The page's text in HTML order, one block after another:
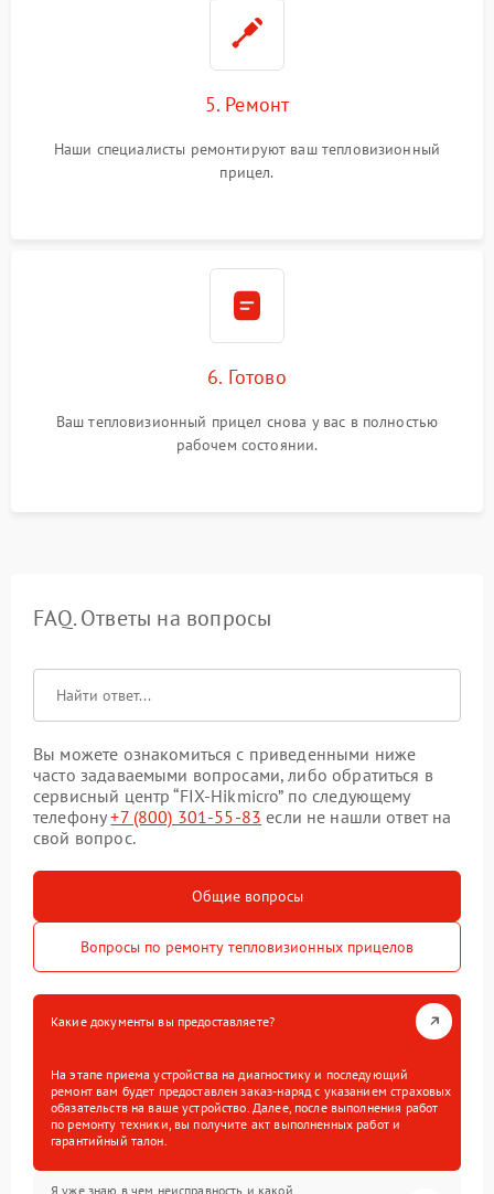
5. Ремонт
Наши специалисты ремонтируют ваш тепловизионный
прицел.
6. Готово
Ваш тепловизионный прицел снова у вас в полностью
рабочем состоянии.
FAQ. Ответы на вопросы
Вы можете ознакомиться с приведенными ниже
часто задаваемыми вопросами, либо обратиться в
сервисный центр “FIX-Hikmicro” по следующему
телефону+7 (800) 301-55-83 если не нашли ответ на
свой вопрос.
Общие вопросы
Вопросы по ремонту тепловизионных прицелов
Какие документы вы предоставляете?
На этапе приема устройства на диагностику и последующий
ремонт вам будет предоставлен заказ-наряд с указанием страховых
обязательств на ваше устройство. Далее, после выполнения работ
по ремонту техники, вы получите акт выполненных работ и
гарантийный талон.
Я уже знаю в чем неисправность и какой